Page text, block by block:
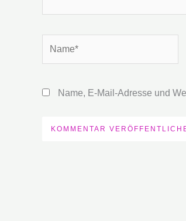
Name, E-Mail-Adresse und